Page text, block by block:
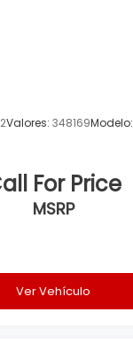
Valores: 348169Modelo:
For Price
MSRP
Ver Vehículo